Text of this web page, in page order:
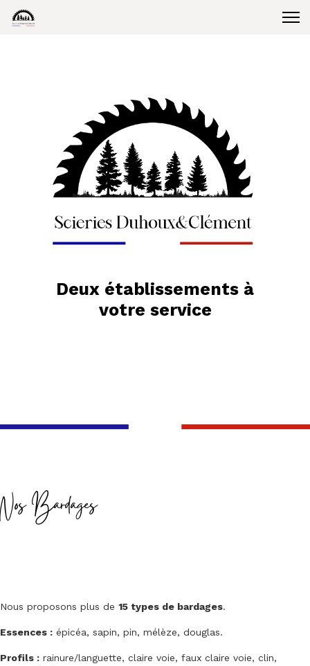
Deux établissements à
votre service
Nos Bardages
Nous proposons plus de 15 types de bardages.
Essences : épicéa, sapin, pin, mélèze, douglas.
Profils : rainure/languette, claire voie, faux claire voie, clin,